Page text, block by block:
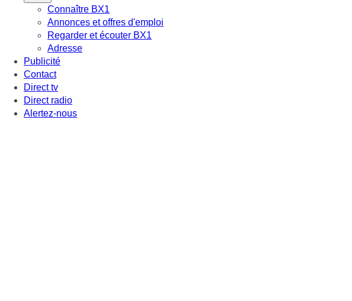
Connaître BX1
Annonces et offres d'emploi
Regarder et écouter BX1
Adresse
Publicité
Contact
Direct tv
Direct radio
Alertez-nous